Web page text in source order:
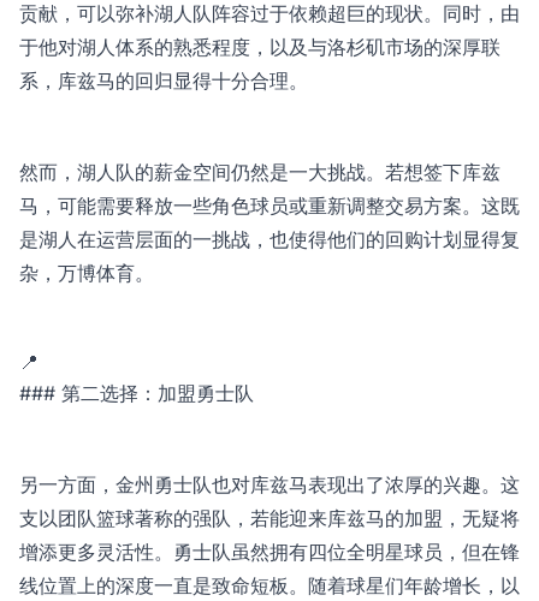
贡献，可以弥补湖人队阵容过于依赖超巨的现状。同时，由
于他对湖人体系的熟悉程度，以及与洛杉矶市场的深厚联
系，库兹马的回归显得十分合理。
然而，湖人队的薪金空间仍然是一大挑战。若想签下库兹
马，可能需要释放一些角色球员或重新调整交易方案。这既
是湖人在运营层面的一挑战，也使得他们的回购计划显得复
杂， 万博体育。
📍
### 第二选择：加盟勇士队
另一方面，金州勇士队也对库兹马表现出了浓厚的兴趣。这
支以团队篮球著称的强队，若能迎来库兹马的加盟，无疑将
增添更多灵活性。勇士队虽然拥有四位全明星球员，但在锋
线位置上的深度一直是致命短板。随着球星们年龄增长，以